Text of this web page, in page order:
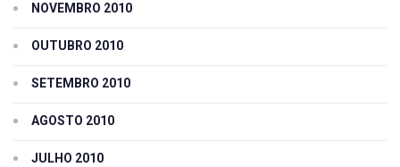
NOVEMBRO 2010
OUTUBRO 2010
SETEMBRO 2010
AGOSTO 2010
JULHO 2010